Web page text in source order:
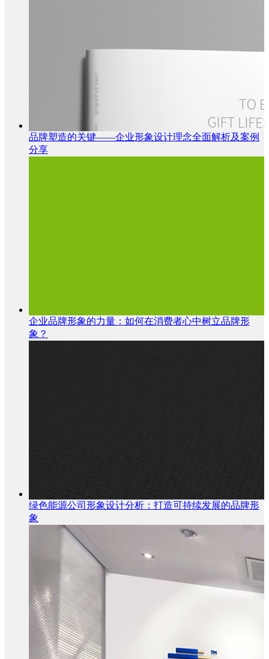
品牌塑造的关键——企业形象设计理念全面解析及案例
分享
企业品牌形象的力量：如何在消费者心中树立品牌形
象？
绿色能源公司形象设计分析：打造可持续发展的品牌形
象